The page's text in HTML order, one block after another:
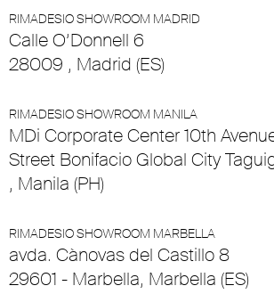
RIMADESIO SHOWROOM MADRID
Calle O’Donnell 6
28009 , Madrid (ES)
RIMADESIO SHOWROOM MANILA
MDi Corporate Center 10th
Street Bonifacio Global City
, Manila (PH)
RIMADESIO SHOWROOM MARBELLA
avda. Cànovas del Castillo 8
29601 - Marbella, Marbella (ES)